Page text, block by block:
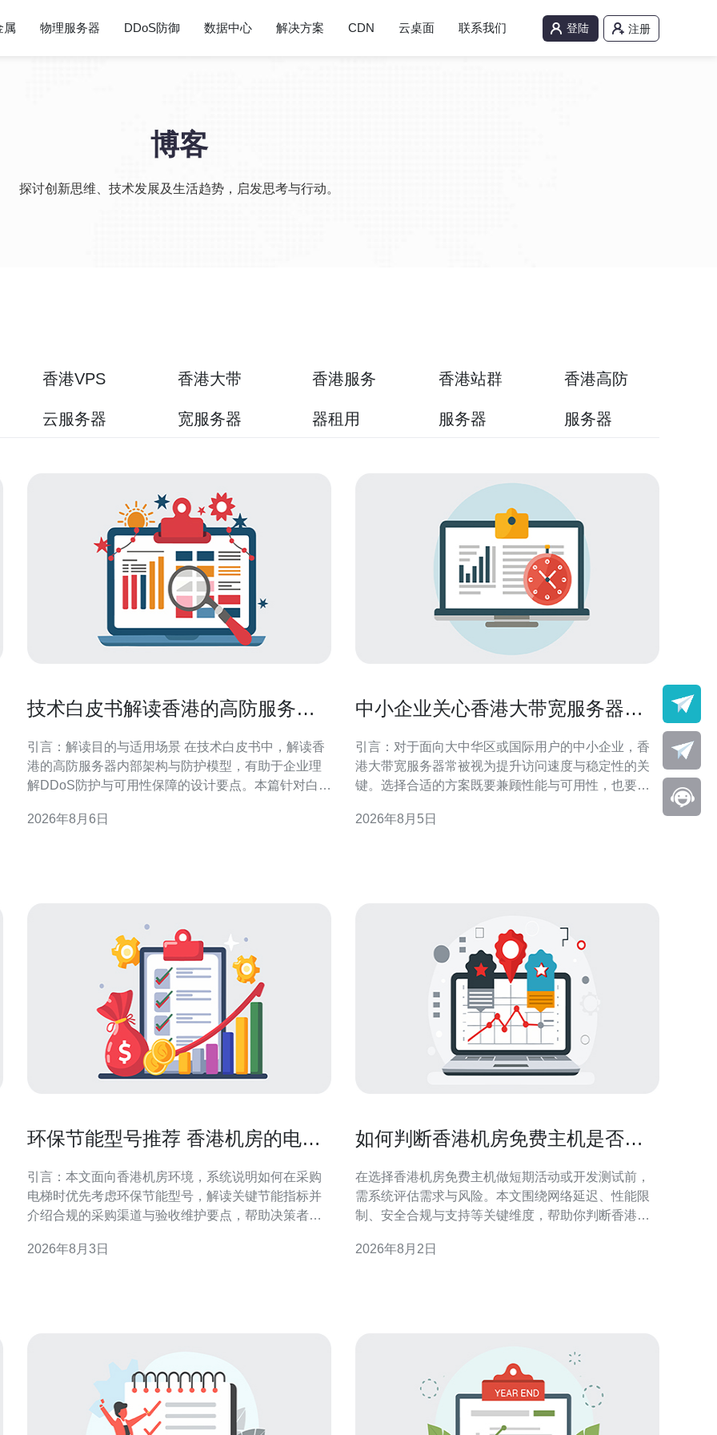
属 物理服务器 DDoS防御 数据中心 解决方案 CDN 云桌面 联系我们 登陆 注册
博客
探讨创新思维、技术发展及生活趋势，启发思考与行动。
香港VPS
云服务器
香港大带
宽服务器
香港服务
器租用
香港站群
服务器
香港高防
服务器
技术白皮书解读香港的高防服务器
引言：解读目的与适用场景 在技术白皮书中，解读香
港的高防服务器内部架构与防护模型，有助于企业理
解DDoS防护与可用性保障的设计要点。本篇针对白皮
路由策略与运维流程，便于安全、网络及产品团队快
2026年8月6日
中小企业关心香港大带宽服务器有
引言：对于面向大中华区或国际用户的中小企业，香
港大带宽服务器常被视为提升访问速度与稳定性的关
键。选择合适的方案既要兼顾性能与可用性，也要控
器有哪些省钱又实用的方案”展开，提供可落地的技术
2026年8月5日
环保节能型号推荐 香港机房的电梯
引言：本文面向香港机房环境，系统说明如何在采购
电梯时优先考虑环保节能型号，解读关键节能指标并
介绍合规的采购渠道与验收维护要点，帮助决策者实
港机房对电梯的需求侧重于连续运行、温控可靠与空
2026年8月3日
如何判断香港机房免费主机是否适
在选择香港机房免费主机做短期活动或开发测试前，
需系统评估需求与风险。本文围绕网络延迟、性能限
制、安全合规与支持等关键维度，帮助你判断香港机
决策和风险控制。 评估需求与使用场景 明确使用场景
2026年8月2日